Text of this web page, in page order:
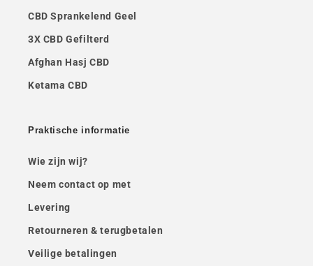
CBD Sprankelend Geel
3X CBD Gefilterd
Afghan Hasj CBD
Ketama CBD
Praktische informatie
Wie zijn wij?
Neem contact op met
Levering
Retourneren & terugbetalen
Veilige betalingen